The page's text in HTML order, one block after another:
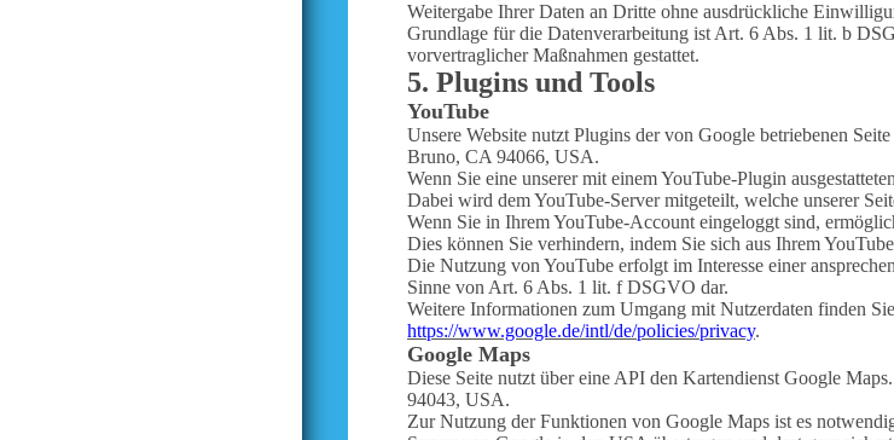
Weitergabe Ihrer Daten an Dritte ohne ausdrückliche
Grundlage für die Datenverarbeitung ist Art. 6 Abs. 1 lit. b
vorvertraglicher Maßnahmen gestattet.
5. Plugins und Tools
YouTube
Unsere Website nutzt Plugins der von Google betriebenen
Bruno, CA 94066, USA.
Wenn Sie eine unserer mit einem YouTube-Plugin
Dabei wird dem YouTube-Server mitgeteilt, welche unserer
Wenn Sie in Ihrem YouTube-Account eingeloggt sind,
Dies können Sie verhindern, indem Sie sich aus Ihrem
Die Nutzung von YouTube erfolgt im Interesse einer
Sinne von Art. 6 Abs. 1 lit. f DSGVO dar.
Weitere Informationen zum Umgang mit Nutzerdaten finden
https://www.google.de/intl/de/policies/privacy.
Google Maps
Diese Seite nutzt über eine API den Kartendienst Google Maps.
94043, USA.
Zur Nutzung der Funktionen von Google Maps ist es